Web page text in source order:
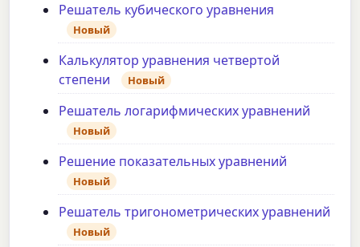
Решатель кубического уравнения
Новый
Калькулятор уравнения четвертой
степени
Новый
Решатель логарифмических уравнений
Новый
Решение показательных уравнений
Новый
Решатель тригонометрических уравнений
Новый